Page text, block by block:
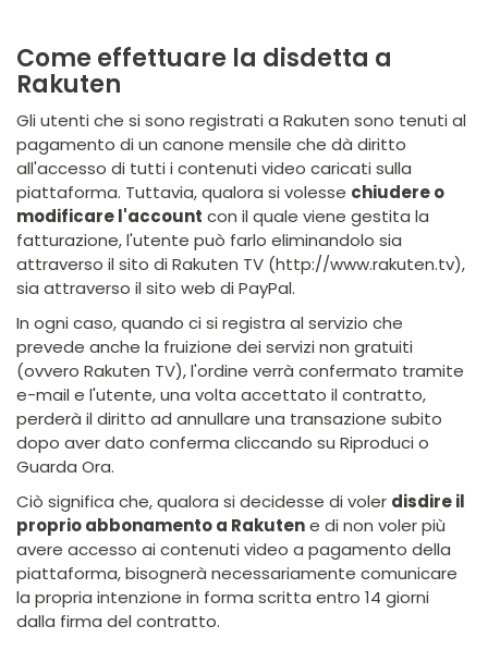
Come effettuare la disdetta a
Rakuten
Gli utenti che si sono registrati a Rakuten sono tenuti al
pagamento di un canone mensile che dà diritto
all'accesso di tutti i contenuti video caricati sulla
piattaforma. Tuttavia, qualora si volesse chiudere o
modificare l'account con il quale viene gestita la
fatturazione, l'utente può farlo eliminandolo sia
attraverso il sito di Rakuten TV (http://www.rakuten.tv),
sia attraverso il sito web di PayPal.
In ogni caso, quando ci si registra al servizio che
prevede anche la fruizione dei servizi non gratuiti
(ovvero Rakuten TV), l'ordine verrà confermato tramite
e-mail e l'utente, una volta accettato il contratto,
perderà il diritto ad annullare una transazione subito
dopo aver dato conferma cliccando su Riproduci o
Guarda Ora.
Ciò significa che, qualora si decidesse di voler disdire il
proprio abbonamento a Rakutene di non voler più
avere accesso ai contenuti video a pagamento della
piattaforma, bisognerà necessariamente comunicare
la propria intenzione in forma scritta entro 14 giorni
dalla firma del contratto.